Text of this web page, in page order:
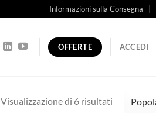
Informazioni sulla Consegna
OFFERTE ACCEDI
Visualizzazione di 6 risultatiPopolarità